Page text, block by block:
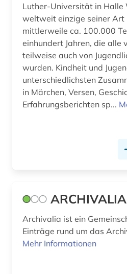
elektronisches buch (22)
ephraim (1)
epigraphik (1)
erfurt (1)
Luther-Universität in
weltweit einzige seiner Art
mittlerweile ca. 100.000
einhundert Jahren, die alle
teilweise auch von
wurden. Kindheit und
unterschiedlichsten
in Märchen, Versen,
Erfahrungsberichten sp...
ARCHIVALIA
Archivalia ist ein
Einträge rund um das
Mehr Informationen